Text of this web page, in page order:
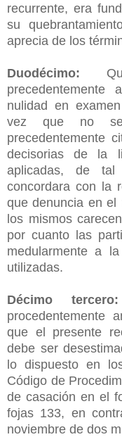
recurrente, era
su
aprecia de los
Duodécimo:
precedentemente
nulidad en
vez que no
precedentemente
decisorias de la
aplicadas, de
concordara con la
que denuncia en el
los mismos
por cuanto las
medularmente a
utilizadas.
Décimo
procedentemente
que el presente
debe ser
lo dispuesto en
Código de
de casación en el
fojas 133, en
noviembre de dos